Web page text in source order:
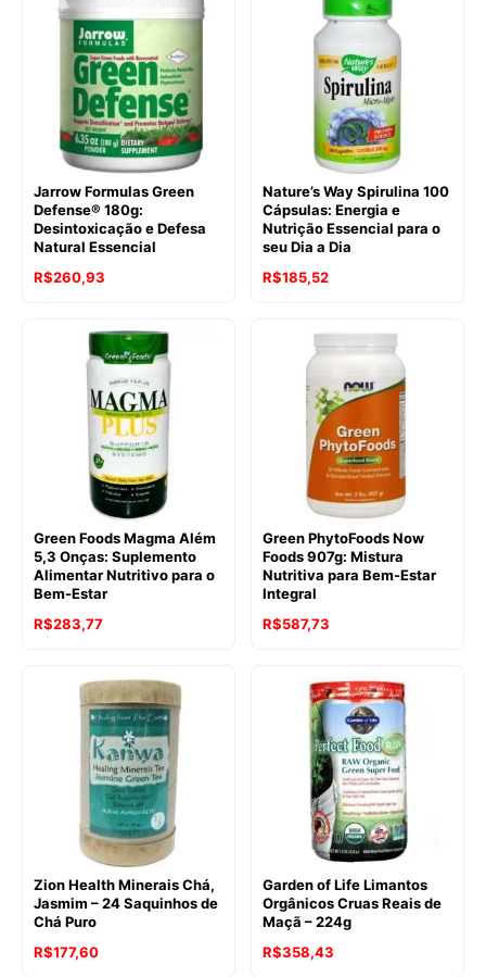
Jarrow Formulas Green
Defense® 180g:
Desintoxicação e Defesa
Natural Essencial
R$260,93
Nature’s Way Spirulina 100
Cápsulas: Energia e
Nutrição Essencial para o
seu Dia a Dia
R$185,52
Green Foods Magma Além
5,3 Onças: Suplemento
Alimentar Nutritivo para o
Bem-Estar
R$283,77
Green PhytoFoods Now
Foods 907g: Mistura
Nutritiva para Bem-Estar
Integral
R$587,73
Zion Health Minerais Chá,
Jasmim – 24 Saquinhos de
Chá Puro
R$177,60
Garden of Life Limantos
Orgânicos Cruas Reais de
Maçã – 224g
R$358,43